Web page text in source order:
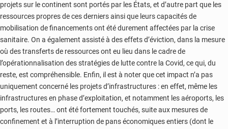
projets sur le continent sont portés par les États, et d’autre part que les
ressources propres de ces derniers ainsi que leurs capacités de
mobilisation de financements ont été durement affectées par la crise
sanitaire. On a également assisté à des effets d’éviction, dans la mesure
où des transferts de ressources ont eu lieu dans le cadre de
l’opérationnalisation des stratégies de lutte contre la Covid, ce qui, du
reste, est compréhensible. Enfin, il est à noter que cet impact n’a pas
uniquement concerné les projets d’infrastructures : en effet, même les
infrastructures en phase d’exploitation, et notamment les aéroports, les
ports, les routes… ont été fortement touchés, suite aux mesures de
confinement et à l’interruption de pans économiques entiers (dont le